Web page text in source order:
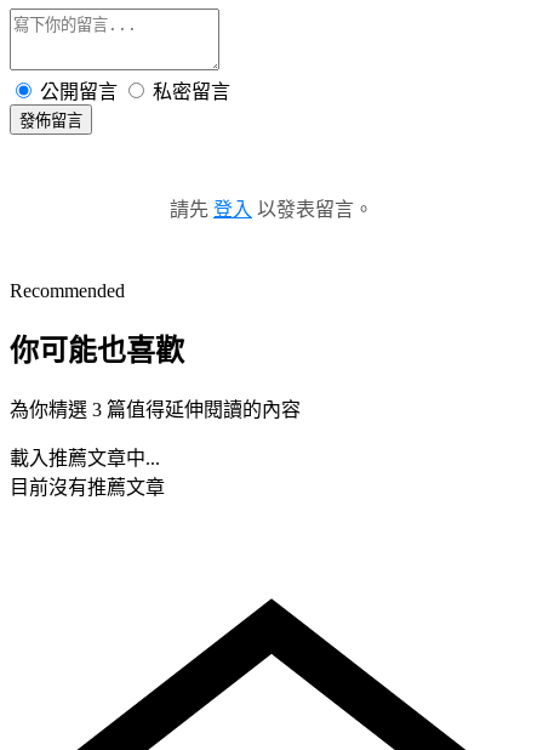
公開留言 私密留言
發佈留言
請先 登入 以發表留言。
Recommended
你可能也喜歡
為你精選 3 篇值得延伸閱讀的內容
載入推薦文章中...
目前沒有推薦文章